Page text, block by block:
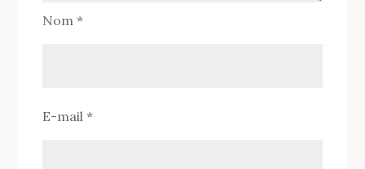
Nom*
E-mail*